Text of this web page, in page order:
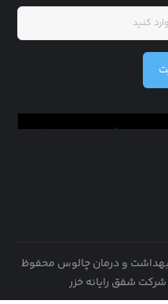
و درمان چالوس محفوظ
شرکت شفق رایانه خزر